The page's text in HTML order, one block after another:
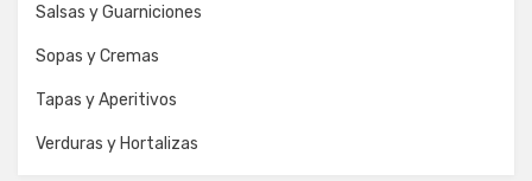
Salsas y Guarniciones
Sopas y Cremas
Tapas y Aperitivos
Verduras y Hortalizas